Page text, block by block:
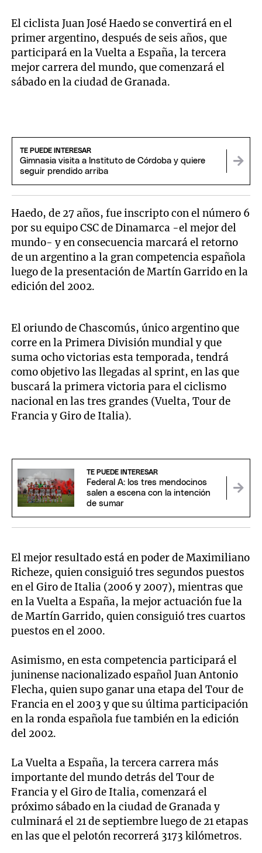
El ciclista Juan José Haedo se convertirá en el
primer argentino, después de seis años, que
participará en la Vuelta a España, la tercera
mejor carrera del mundo, que comenzará el
sábado en la ciudad de Granada.
TE PUEDE INTERESAR
Gimnasia visita a Instituto de Córdoba y quiere
seguir prendido arriba
Haedo, de 27 años, fue inscripto con el número 6
por su equipo CSC de Dinamarca -el mejor del
mundo- y en consecuencia marcará el retorno
de un argentino a la gran competencia española
luego de la presentación de Martín Garrido en la
edición del 2002.
El oriundo de Chascomús, único argentino que
corre en la Primera División mundial y que
suma ocho victorias esta temporada, tendrá
como objetivo las llegadas al sprint, en las que
buscará la primera victoria para el ciclismo
nacional en las tres grandes (Vuelta, Tour de
Francia y Giro de Italia).
TE PUEDE INTERESAR
Federal A: los tres mendocinos
salen a escena con la intención
de sumar
El mejor resultado está en poder de Maximiliano
Richeze, quien consiguió tres segundos puestos
en el Giro de Italia (2006 y 2007), mientras que
en la Vuelta a España, la mejor actuación fue la
de Martín Garrido, quien consiguió tres cuartos
puestos en el 2000.
Asimismo, en esta competencia participará el
juninense nacionalizado español Juan Antonio
Flecha, quien supo ganar una etapa del Tour de
Francia en el 2003 y que su última participación
en la ronda española fue también en la edición
del 2002.
La Vuelta a España, la tercera carrera más
importante del mundo detrás del Tour de
Francia y el Giro de Italia, comenzará el
próximo sábado en la ciudad de Granada y
culminará el 21 de septiembre luego de 21 etapas
en las que el pelotón recorrerá 3173 kilómetros.